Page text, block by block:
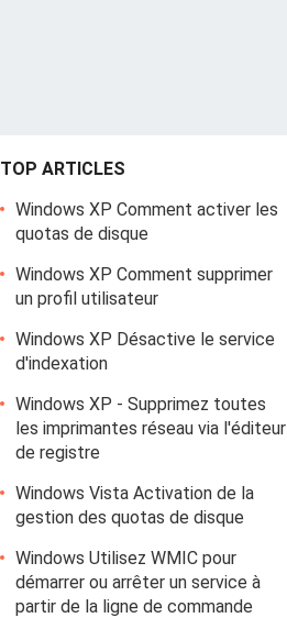
TOP ARTICLES
Windows XP Comment activer les
quotas de disque
Windows XP Comment supprimer
un profil utilisateur
Windows XP Désactive le service
d'indexation
Windows XP - Supprimez toutes
les imprimantes réseau via l'éditeur
de registre
Windows Vista Activation de la
gestion des quotas de disque
Windows Utilisez WMIC pour
démarrer ou arrêter un service à
partir de la ligne de commande